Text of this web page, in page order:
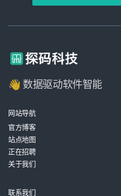
👋 数据驱动软件智能
网站导航
官方博客
站点地图
正在招聘
关于我们
联系我们